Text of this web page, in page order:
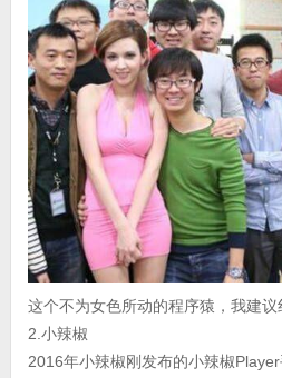
这个不为女色所动的程序猿，我建议
2.小辣椒
2016年小辣椒刚发布的小辣椒